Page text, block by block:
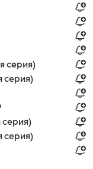
серия)
серия)
серия)
серия)